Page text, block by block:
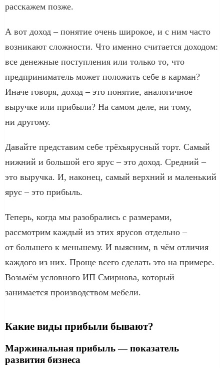
расскажем позже.
А вот доход – понятие очень широкое, и с ним часто
возникают сложности. Что именно считается доходом:
все денежные поступления или только то, что
предприниматель может положить себе в карман?
Иначе говоря, доход – это понятие, аналогичное
выручке или прибыли? На самом деле, ни тому,
ни другому.
Давайте представим себе трёхъярусный торт. Самый
нижний и большой его ярус – это доход. Средний –
это выручка. И, наконец, самый верхний и маленький
ярус – это прибыль.
Теперь, когда мы разобрались с размерами,
рассмотрим каждый из этих ярусов отдельно –
от большего к меньшему. И выясним, в чём отличия
каждого из них. Проще всего сделать это на примере.
Возьмём условного ИП Смирнова, который
занимается производством мебели.
Какие виды прибыли бывают?
Маржинальная прибыль — показатель
развития бизнеса